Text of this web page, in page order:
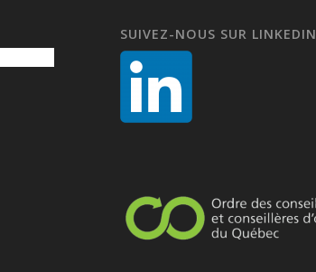
SUIVEZ-NOUS SUR LINKEDIN